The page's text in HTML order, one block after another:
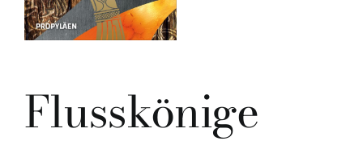
Flusskönige